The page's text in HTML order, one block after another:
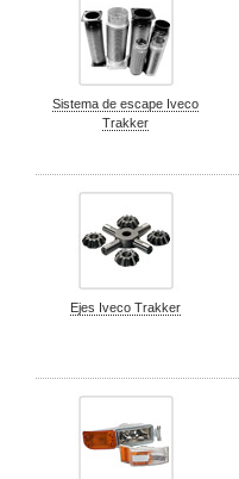
Sistema de escape Iveco
Trakker
Ejes Iveco Trakker